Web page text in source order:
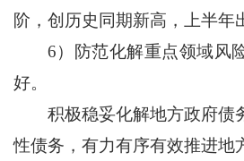
阶，创历史同期新高，上半年
6）防范化解重点领域风险
好。
积极稳妥化解地方政府债
性债务，有力有序有效推进地